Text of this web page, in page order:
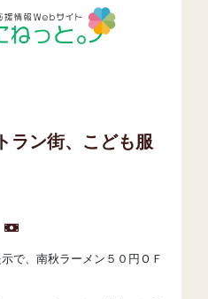
ラン街、こども服
で、南秋ラーメン５０円ＯＦ